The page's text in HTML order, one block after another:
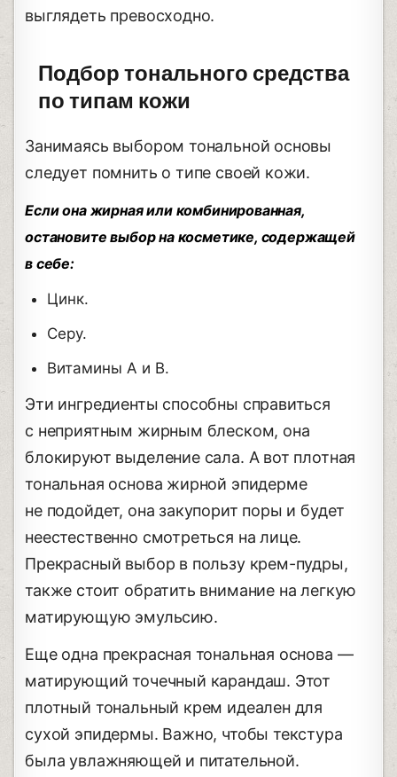
выглядеть превосходно.
Подбор тонального средства
по типам кожи
Занимаясь выбором тональной основы
следует помнить о типе своей кожи.
Если она жирная или комбинированная,
остановите выбор на косметике, содержащей
в себе:
Цинк.
Серу.
Витамины А и В.
Эти ингредиенты способны справиться
с неприятным жирным блеском, она
блокируют выделение сала. А вот плотная
тональная основа жирной эпидерме
не подойдет, она закупорит поры и будет
неестественно смотреться на лице.
Прекрасный выбор в пользу крем-пудры,
также стоит обратить внимание на легкую
матирующую эмульсию.
Еще одна прекрасная тональная основа —
матирующий точечный карандаш. Этот
плотный тональный крем идеален для
сухой эпидермы. Важно, чтобы текстура
была увлажняющей и питательной.